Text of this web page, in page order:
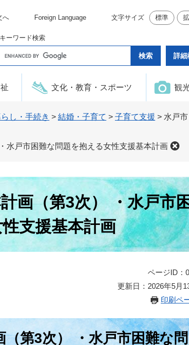
へ Foreign Language 文字サイズ 標準
キーワード検索
o
e
タ
ム
詳細
文化・教育・スポーツ 観
し・手続き > 結婚・子育て > 子育て支援 > 水戸
水戸市困難な問題を抱える女性支援基本計画
画（第3次） ・水戸市
支援基本計画
ページID：
更新日：2026年5月
印刷ペ
第3次） ・水戸市困難な問